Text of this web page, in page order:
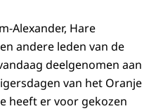
Alexander, Hare
andere leden van de
deelgenomen aan
van het Oranje
heeft er voor gekozen